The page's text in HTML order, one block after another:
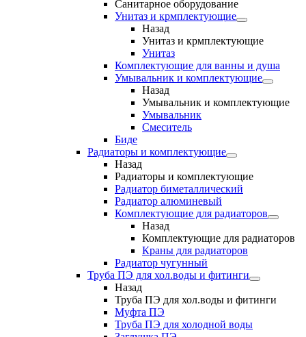
Санитарное оборудование
Унитаз и крмплектующие
Назад
Унитаз и крмплектующие
Унитаз
Комплектующие для ванны и душа
Умывальник и комплектующие
Назад
Умывальник и комплектующие
Умывальник
Смеситель
Биде
Радиаторы и комплектующие
Назад
Радиаторы и комплектующие
Радиатор биметаллический
Радиатор алюминевый
Комплектующие для радиаторов
Назад
Комплектующие для радиаторов
Краны для радиаторов
Радиатор чугунный
Труба ПЭ для хол.воды и фитинги
Назад
Труба ПЭ для хол.воды и фитинги
Муфта ПЭ
Труба ПЭ для холодной воды